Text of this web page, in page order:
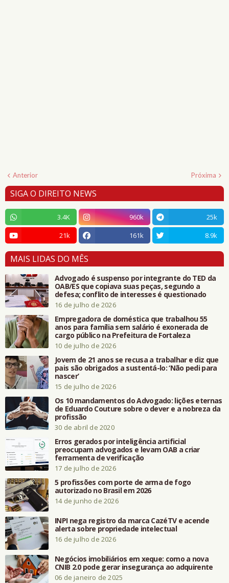
Anterior Próxima
SIGA O DIREITO NEWS
3.4K 960k
25k
21k
161k 8.9k
MAIS LIDAS DO MÊS
Advogado é suspenso por integrante do TED da
OAB/ES que copiava suas peças, segundo a
defesa; conflito de interesses é questionado
16 de julho de 2026
Empregadora de doméstica que trabalhou 55
anos para família sem salário é exonerada de
cargo público na Prefeitura de Fortaleza
10 de julho de 2026
Jovem de 21 anos se recusa a trabalhar e diz que
pais são obrigados a sustentá-lo: ‘Não pedi para
nascer’
15 de julho de 2026
Os 10 mandamentos do Advogado: lições eternas
de Eduardo Couture sobre o dever e a nobreza da
profissão
30 de abril de 2020
Erros gerados por inteligência artificial
preocupam advogados e levam OAB a criar
ferramenta de verificação
17 de julho de 2026
5 profissões com porte de arma de fogo
autorizado no Brasil em 2026
14 de junho de 2026
INPI nega registro da marca CazéTV e acende
alerta sobre propriedade intelectual
16 de julho de 2026
Negócios imobiliários em xeque: como a nova
CNIB 2.0 pode gerar insegurança ao adquirente
06 de janeiro de 2025